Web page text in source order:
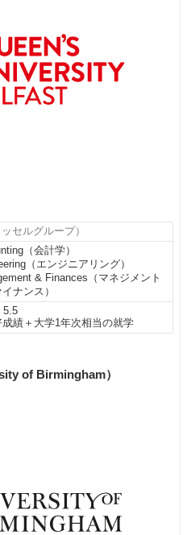
セルグループ）
（会計学）
（エンジニアリング）
& Finances（マネジメント
ナンス）
5.5
績＋大学1年次相当の就学
of Birmingham）